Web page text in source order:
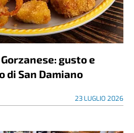
gusto e
di San Damiano
23 LUGLIO 2026